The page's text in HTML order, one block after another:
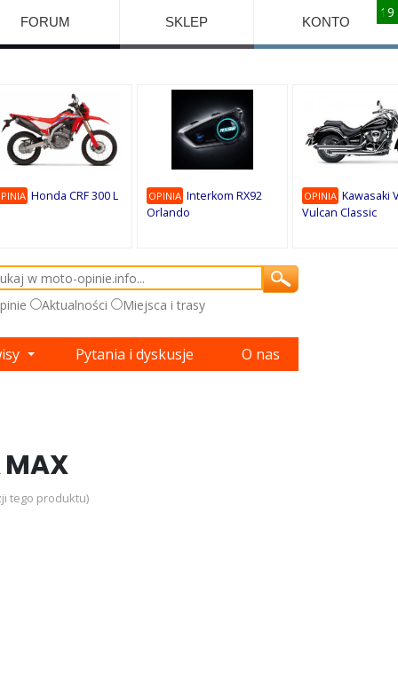
FORUM SKLEP KONTO
10
10
8
7
1
Honda CRF 300 L
9
OPINIA Interkom RX92
Orlando
10
OPINIA Kawasaki
Vulcan Classic
10
9
9
Aktualności Miejsca i trasy
Pytania i dyskusje O nas
tego produktu)